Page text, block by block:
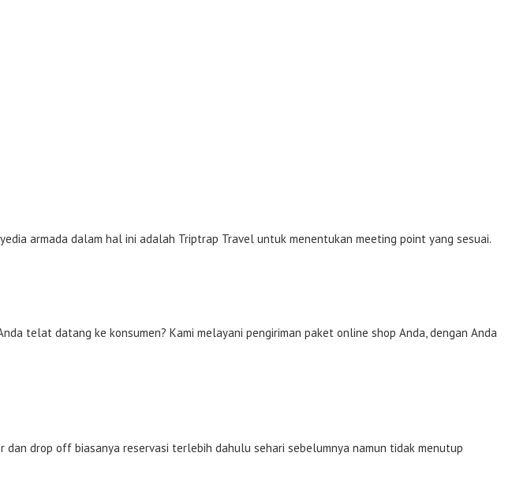
armada dalam hal ini adalah Triptrap Travel untuk menentukan meeting point yang sesuai.
telat datang ke konsumen? Kami melayani pengiriman paket online shop Anda, dengan Anda
drop off biasanya reservasi terlebih dahulu sehari sebelumnya namun tidak menutup